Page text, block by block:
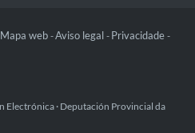
Mapa web -Aviso legal - Privacidade -
· Deputación Provincial da